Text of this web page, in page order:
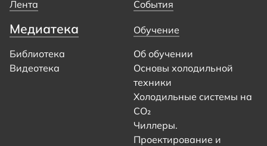
Лента События
Медиатека
Библиотека
Видеотека
Обучение
Об обучении
Основы холодильной
техники
Холодильные системы на
CO₂
Чиллеры.
Проектирование и